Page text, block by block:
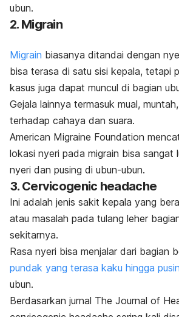
ubun.
2. Migrain
Migrain biasanya ditandai dengan
bisa terasa di satu sisi kepala, tetapi
kasus juga dapat muncul di bagian
Gejala lainnya termasuk mual,
terhadap cahaya dan suara.
American Migraine Foundation
lokasi nyeri pada migrain bisa sangat
nyeri dan pusing di ubun-ubun.
3. Cervicogenic headache
Ini adalah jenis sakit kepala yang
atau masalah pada tulang leher
sekitarnya.
Rasa nyeri bisa menjalar dari bagian
pundak yang terasa kaku hingga
ubun.
Berdasarkan jurnal The Journal of